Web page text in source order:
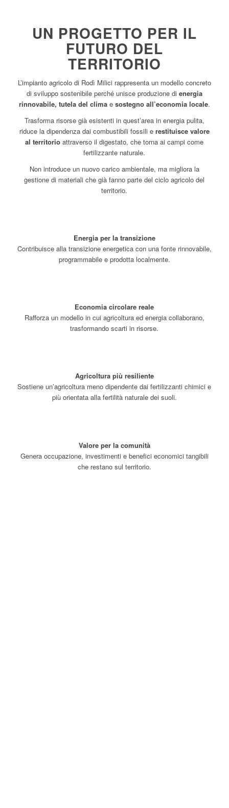
UN PROGETTO PER IL
FUTURO DEL
TERRITORIO
L’impianto agricolo di Rodì Milici rappresenta un modello concreto
di sviluppo sostenibile perché unisce produzione di energia
rinnovabile, tutela del climae sostegno all’economia locale.
Trasforma risorse già esistenti in quest’area in energia pulita,
riduce la dipendenza dai combustibili fossili e restituisce valore
al territorio attraverso il digestato, che torna ai campi come
fertilizzante naturale.
Non introduce un nuovo carico ambientale, ma migliora la
gestione di materiali che già fanno parte del ciclo agricolo del
territorio.
Energia per la transizione
Contribuisce alla transizione energetica con una fonte rinnovabile,
programmabile e prodotta localmente.
Economia circolare reale
Rafforza un modello in cui agricoltura ed energia collaborano,
trasformando scarti in risorse.
Agricoltura più resiliente
Sostiene un’agricoltura meno dipendente dai fertilizzanti chimici e
più orientata alla fertilità naturale dei suoli.
Valore per la comunità
Genera occupazione, investimenti e benefici economici tangibili
che restano sul territorio.